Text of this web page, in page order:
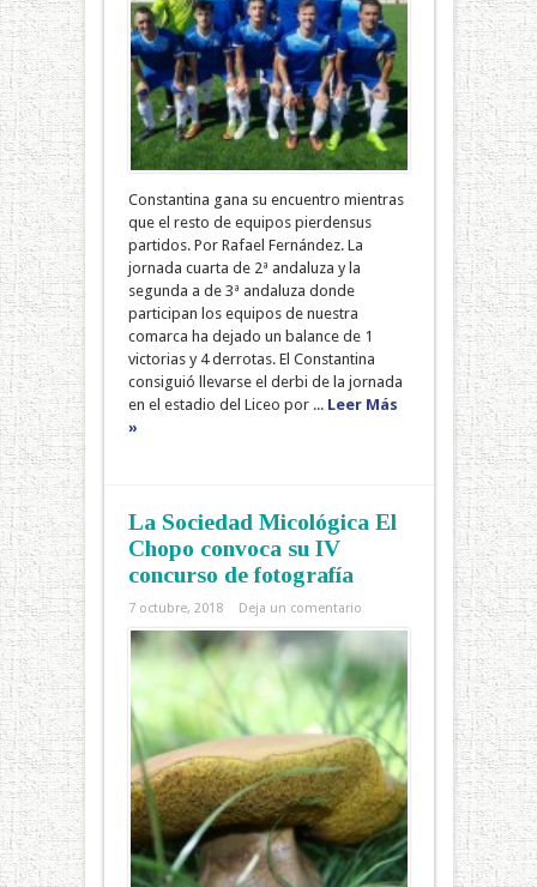
Constantina gana su encuentro mientras
que el resto de equipos pierdensus
partidos. Por Rafael Fernández. La
jornada cuarta de 2ª andaluza y la
segunda a de 3ª andaluza donde
participan los equipos de nuestra
comarca ha dejado un balance de 1
victorias y 4 derrotas. El Constantina
consiguió llevarse el derbi de la jornada
en el estadio del Liceo por ... Leer Más
»
La Sociedad Micológica El
Chopo convoca su IV
concurso de fotografía
7 octubre, 2018 Deja un comentario